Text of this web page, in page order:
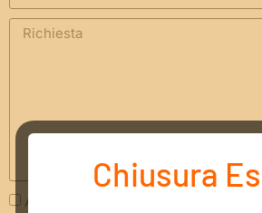
Acconsento che i miei dati siano
Chiusura